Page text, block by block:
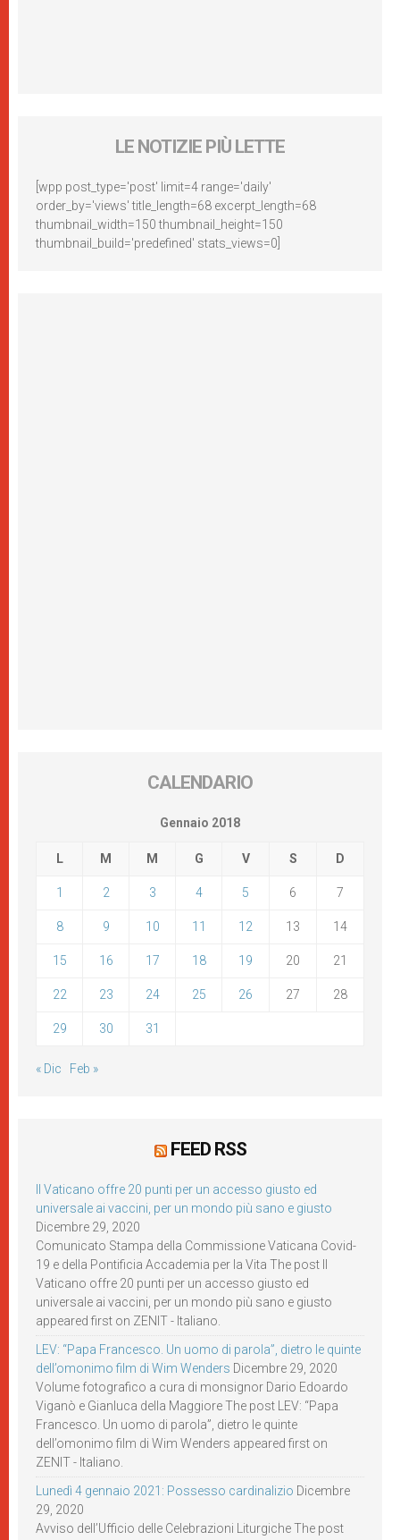
LE NOTIZIE PIÙ LETTE
[wpp post_type='post' limit=4 range='daily'
order_by='views' title_length=68 excerpt_length=68
thumbnail_width=150 thumbnail_height=150
thumbnail_build='predefined' stats_views=0]
CALENDARIO
Gennaio 2018
L M M G V S D
1 2 3 4 5 6 7
8 9 10 11 12 13 14
15 16 17 18 19 20 21
22 23 24 25 26 27 28
29 30 31
« Dic Feb »
FEED RSS
Il Vaticano offre 20 punti per un accesso giusto ed
universale ai vaccini, per un mondo più sano e giusto
Dicembre 29, 2020
Comunicato Stampa della Commissione Vaticana Covid-
19 e della Pontificia Accademia per la Vita The post Il
Vaticano offre 20 punti per un accesso giusto ed
universale ai vaccini, per un mondo più sano e giusto
appeared first on ZENIT - Italiano.
LEV: “Papa Francesco. Un uomo di parola”, dietro le quinte
dell’omonimo film di Wim Wenders Dicembre 29, 2020
Volume fotografico a cura di monsignor Dario Edoardo
Viganò e Gianluca della Maggiore The post LEV: “Papa
Francesco. Un uomo di parola”, dietro le quinte
dell’omonimo film di Wim Wenders appeared first on
ZENIT - Italiano.
Lunedì 4 gennaio 2021: Possesso cardinalizio Dicembre
29, 2020
Avviso dell’Ufficio delle Celebrazioni Liturgiche The post